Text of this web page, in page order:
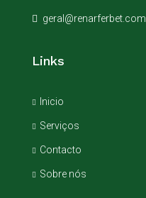
geral@renarferbet.com
Links
Inicio
Serviços
Contacto
Sobre nós